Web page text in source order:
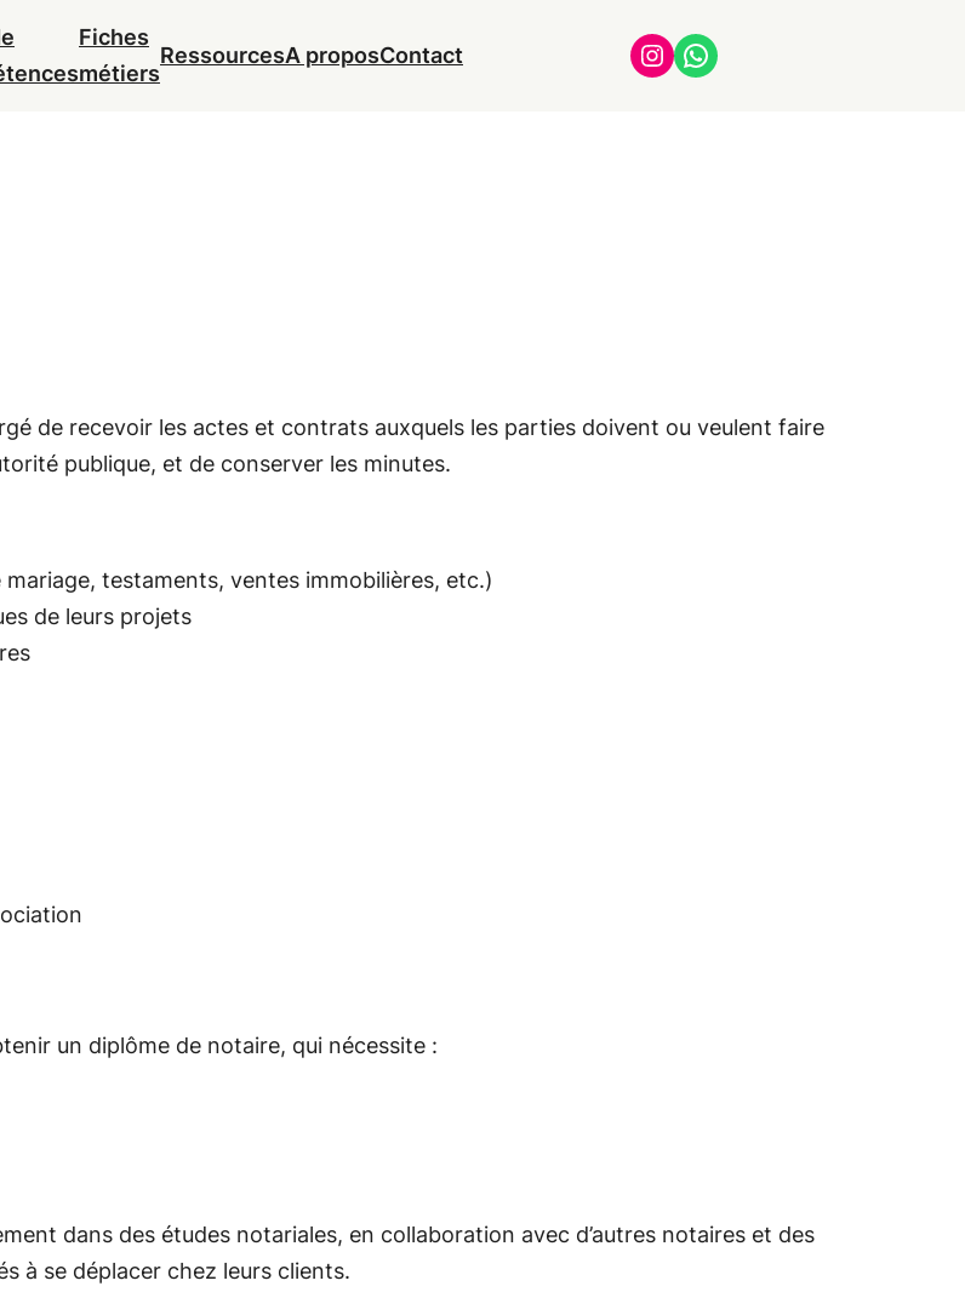
Fiches
métiers
RessourcesA proposContact Instagram
WhatsApp
de recevoir les actes et contrats auxquels les parties doivent ou veulent faire
publique, et de conserver les minutes.
testaments, ventes immobilières, etc.)
de leurs projets
un diplôme de notaire, qui nécessite :
dans des études notariales, en collaboration avec d’autres notaires et des
à se déplacer chez leurs clients.